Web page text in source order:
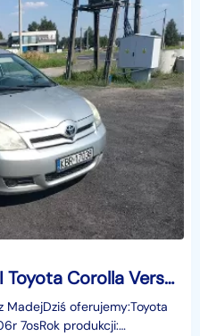
Toyota Corolla Verso II Toyota Corolla Verso 2.2 D-4d 177km 06r 7os
MadejDziś oferujemy:Toyota
7osRok produkcji: